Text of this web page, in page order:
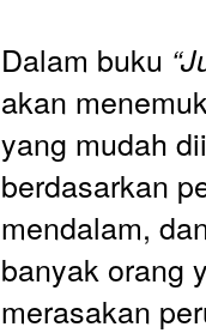
Dalam buku
akan
yang mudah
berdasarkan
mendalam,
banyak orang
merasakan